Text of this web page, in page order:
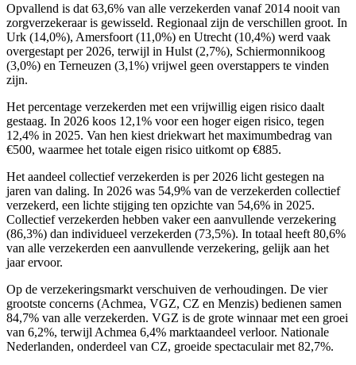
Opvallend is dat 63,6% van alle verzekerden vanaf 2014 nooit van
zorgverzekeraar is gewisseld. Regionaal zijn de verschillen groot. In
Urk (14,0%), Amersfoort (11,0%) en Utrecht (10,4%) werd vaak
overgestapt per 2026, terwijl in Hulst (2,7%), Schiermonnikoog
(3,0%) en Terneuzen (3,1%) vrijwel geen overstappers te vinden
zijn.
Het percentage verzekerden met een vrijwillig eigen risico daalt
gestaag. In 2026 koos 12,1% voor een hoger eigen risico, tegen
12,4% in 2025. Van hen kiest driekwart het maximumbedrag van
€500, waarmee het totale eigen risico uitkomt op €885.
Het aandeel collectief verzekerden is per 2026 licht gestegen na
jaren van daling. In 2026 was 54,9% van de verzekerden collectief
verzekerd, een lichte stijging ten opzichte van 54,6% in 2025.
Collectief verzekerden hebben vaker een aanvullende verzekering
(86,3%) dan individueel verzekerden (73,5%). In totaal heeft 80,6%
van alle verzekerden een aanvullende verzekering, gelijk aan het
jaar ervoor.
Op de verzekeringsmarkt verschuiven de verhoudingen. De vier
grootste concerns (Achmea, VGZ, CZ en Menzis) bedienen samen
84,7% van alle verzekerden. VGZ is de grote winnaar met een groei
van 6,2%, terwijl Achmea 6,4% marktaandeel verloor. Nationale
Nederlanden, onderdeel van CZ, groeide spectaculair met 82,7%.